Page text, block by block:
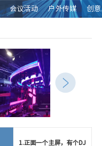
会议活动 户外传媒 创
1.正面一个主屏，有个DJ